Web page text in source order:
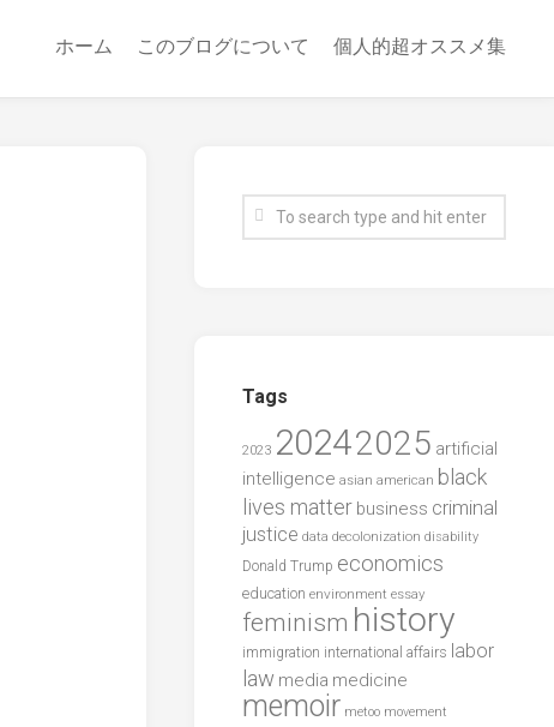
ホーム このブログについて 個人的超オススメ集
Tags
2023 20242025 artificial
intelligence asian american black
lives matter business criminal
justice data decolonization disability
Donald Trump economics
education environment essay
feminism history
immigration international affairs labor
law media medicine
memoir metoo movement